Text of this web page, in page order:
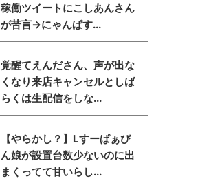
稼働ツイートにこしあんさん
が苦言→にゃんぱす...
覚醒てえんださん、声が出な
くなり来店キャンセルとしば
らくは生配信をしな...
【やらかし？】Lすーぱぁび
ん娘が設置台数少ないのに出
まくってて甘いらし...